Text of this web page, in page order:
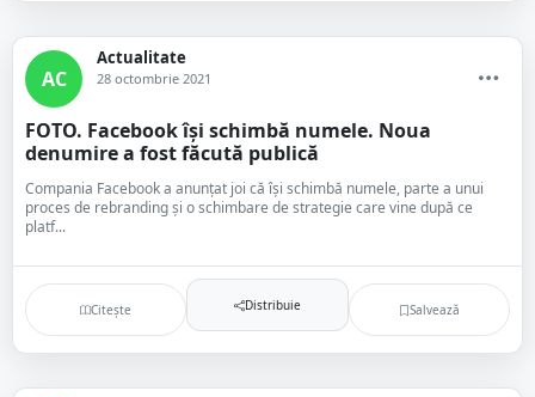
AC
Actualitate
28 octombrie 2021
FOTO. Facebook își schimbă numele. Noua
denumire a fost făcută publică
Compania Facebook a anunțat joi că își schimbă numele, parte a unui
proces de rebranding și o schimbare de strategie care vine după ce
platf...
Citește Distribuie Salvează